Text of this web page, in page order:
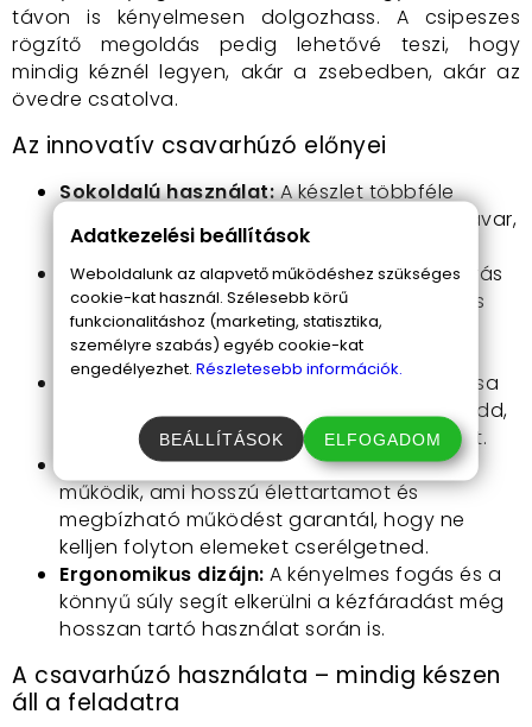
távon is kényelmesen dolgozhass. A csipeszes
rögzítő megoldás pedig lehetővé teszi, hogy
mindig kéznél legyen, akár a zsebedben, akár az
övedre csatolva.
Az innovatív csavarhúzó előnyei
Sokoldalú használat:A készlet többféle
cserélhető fejjel érkezik, így nincs olyan csavar,
amivel ne boldogulnál.
Kiváló látási viszonyok:A hat LED fényforrás
tökéletes megvilágítást biztosít, így akkor is
pontosan dolgozhatsz, ha nincs elegendő
természetes fény.
Hordozható megoldás:Kompakt kialakítása
lehetővé teszi, hogy bárhová magaddal vidd,
így sosem kell nélkülöznöd a szerszámodat.
Energiatakarékos:Három AAA elemmel
működik, ami hosszú élettartamot és
megbízható működést garantál, hogy ne
kelljen folyton elemeket cserélgetned.
Ergonomikus dizájn: A kényelmes fogás és a
könnyű súly segít elkerülni a kézfáradást még
hosszan tartó használat során is.
A csavarhúzó használata – mindig készen
áll a feladatra
Adatkezelési beállítások
Weboldalunk az alapvető működéshez szükséges
cookie-kat használ. Szélesebb körű
funkcionalitáshoz (marketing, statisztika,
személyre szabás) egyéb cookie-kat
engedélyezhet. Részletesebb információk.
BEÁLLÍTÁSOK ELFOGADOM